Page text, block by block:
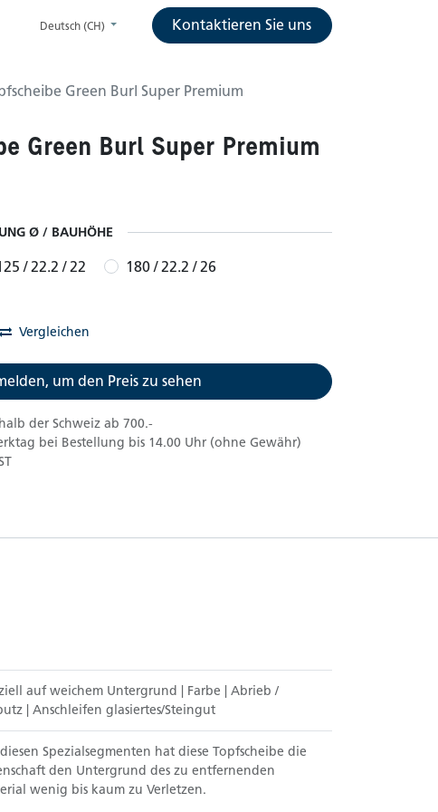
Deutsch (CH) Kontaktieren Sie uns
Green Burl Super Premium
Green Burl Super Premium
Ø / BAUHÖHE
/ 22.2 / 22 180 / 22.2 / 26
Vergleichen
um den Preis zu sehen
der Schweiz ab 700.-
bei Bestellung bis 14.00 Uhr (ohne Gewähr)
auf weichem Untergrund Farbe
Abrieb /
Anschleifen glasiertes/Steingut
Spezialsegmenten hat diese Topfscheibe die
den Untergrund des zu entfernenden
wenig bis kaum zu Verletzen.